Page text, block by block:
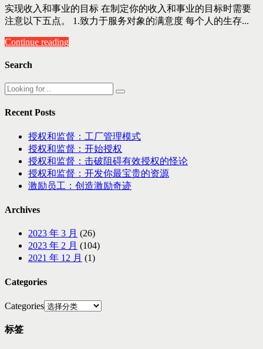
实现收入和事业的目标 在制定你的收入和事业的目标时需要
注意以下五点。 1.致力于服务对象的满意度 每个人的生存...
Continue reading
Search
Recent Posts
授权和监督：工厂管理模式
授权和监督：开始授权
授权和监督：击破阻碍有效授权的怪论
授权和监督：开发你最宝贵的资源
激励员工：创造激励奇迹
Archives
2023 年 3 月 (26)
2023 年 2 月 (104)
2021 年 12 月 (1)
Categories
Categories
标签